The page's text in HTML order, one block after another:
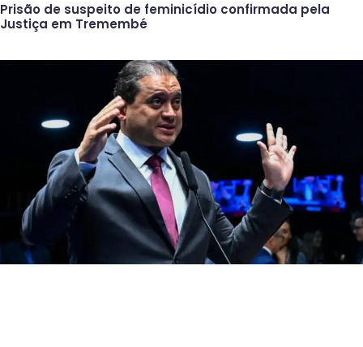
Prisão de suspeito de feminicídio confirmada pela
Justiça em Tremembé